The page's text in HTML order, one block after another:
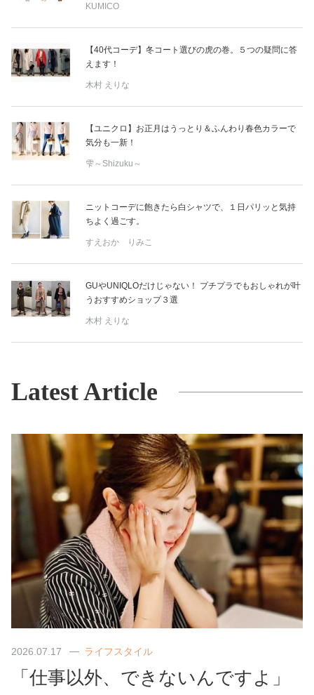
KUMICO
【40代コーデ】冬コート選びの虎の巻。５つの疑問に答
えます！
木村 えりな
【ユニクロ】お正月はうっとり＆ふんわり春色カラーで
気分も一新！
雫～Shizuku～
ニットコーデに飽きたら白シャツで、１日パリッと気持
ちよく過ごす。
すえおか りみこ
GUやUNIQLOだけじゃない！ プチプラでもおしゃれが叶
うおすすめショップ３選
木村 えりな
Latest Article
2026.07.17 ライフスタイル
「仕事以外、できないんですよ」